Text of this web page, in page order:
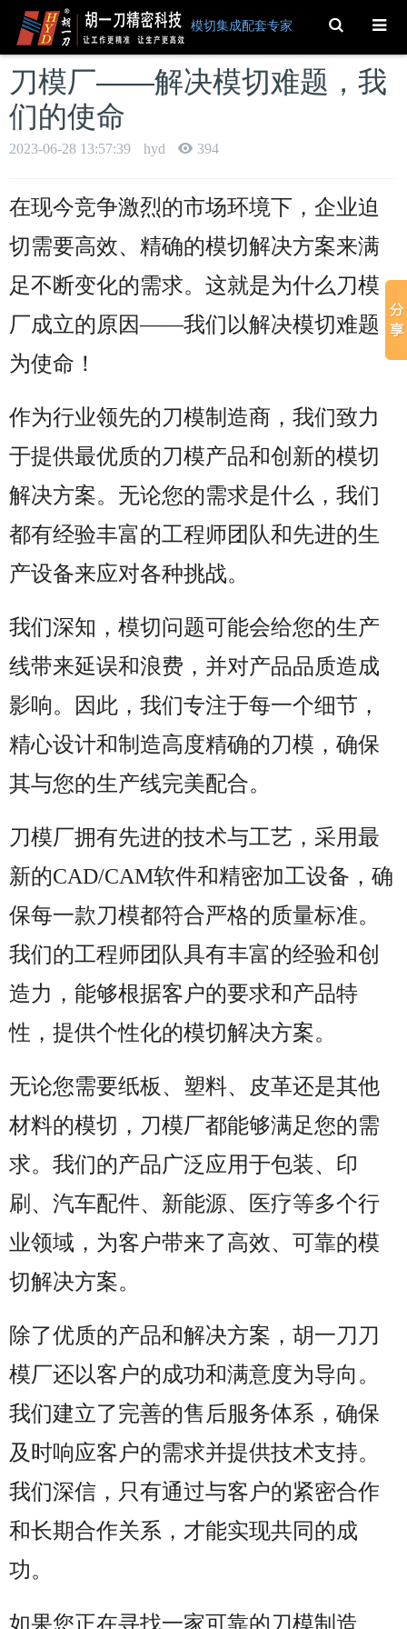
模切集成配套专家 Toggle
Search
刀模厂——解决模切难题，我
们的使命
2023-06-28 13:57:39 hyd 394
在现今竞争激烈的市场环境下，企业迫
切需要高效、精确的模切解决方案来满
足不断变化的需求。这就是为什么刀模
厂成立的原因——我们以解决模切难题
为使命！
作为行业领先的刀模制造商，我们致力
于提供最优质的刀模产品和创新的模切
解决方案。无论您的需求是什么，我们
都有经验丰富的工程师团队和先进的生
产设备来应对各种挑战。
我们深知，模切问题可能会给您的生产
线带来延误和浪费，并对产品品质造成
影响。因此，我们专注于每一个细节，
精心设计和制造高度精确的刀模，确保
其与您的生产线完美配合。
刀模厂拥有先进的技术与工艺，采用最
新的CAD/CAM软件和精密加工设备，确
保每一款刀模都符合严格的质量标准。
我们的工程师团队具有丰富的经验和创
造力，能够根据客户的要求和产品特
性，提供个性化的模切解决方案。
无论您需要纸板、塑料、皮革还是其他
材料的模切，刀模厂都能够满足您的需
求。我们的产品广泛应用于包装、印
刷、汽车配件、新能源、医疗等多个行
业领域，为客户带来了高效、可靠的模
切解决方案。
除了优质的产品和解决方案，胡一刀刀
模厂还以客户的成功和满意度为导向。
我们建立了完善的售后服务体系，确保
及时响应客户的需求并提供技术支持。
我们深信，只有通过与客户的紧密合作
和长期合作关系，才能实现共同的成
功。
如果您正在寻找一家可靠的刀模制造